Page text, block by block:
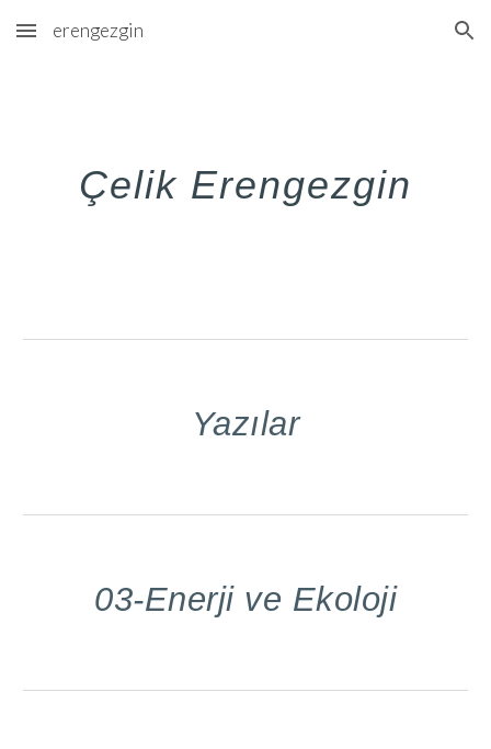
Skip to main content Skip to navigation
erengezgin
Çelik Erengezgin
Yazılar
03-Enerji ve Ekoloji